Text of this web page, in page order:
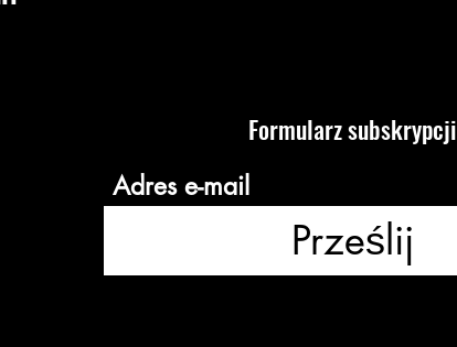
Formularz subskrypcji
Prześlij